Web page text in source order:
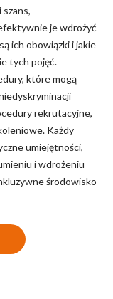
je wdrożyć
ich obowiązki i jakie
tych pojęć.
które mogą
rekrutacyjne,
Każdy
umiejętności,
i wdrożeniu
środowisko